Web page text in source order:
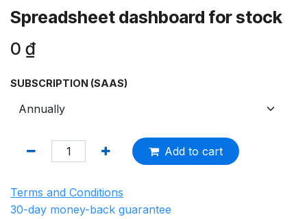
Spreadsheet dashboard for stock
0 ₫
SUBSCRIPTION (SAAS)
Add to cart
Terms and Conditions
30-day money-back guarantee